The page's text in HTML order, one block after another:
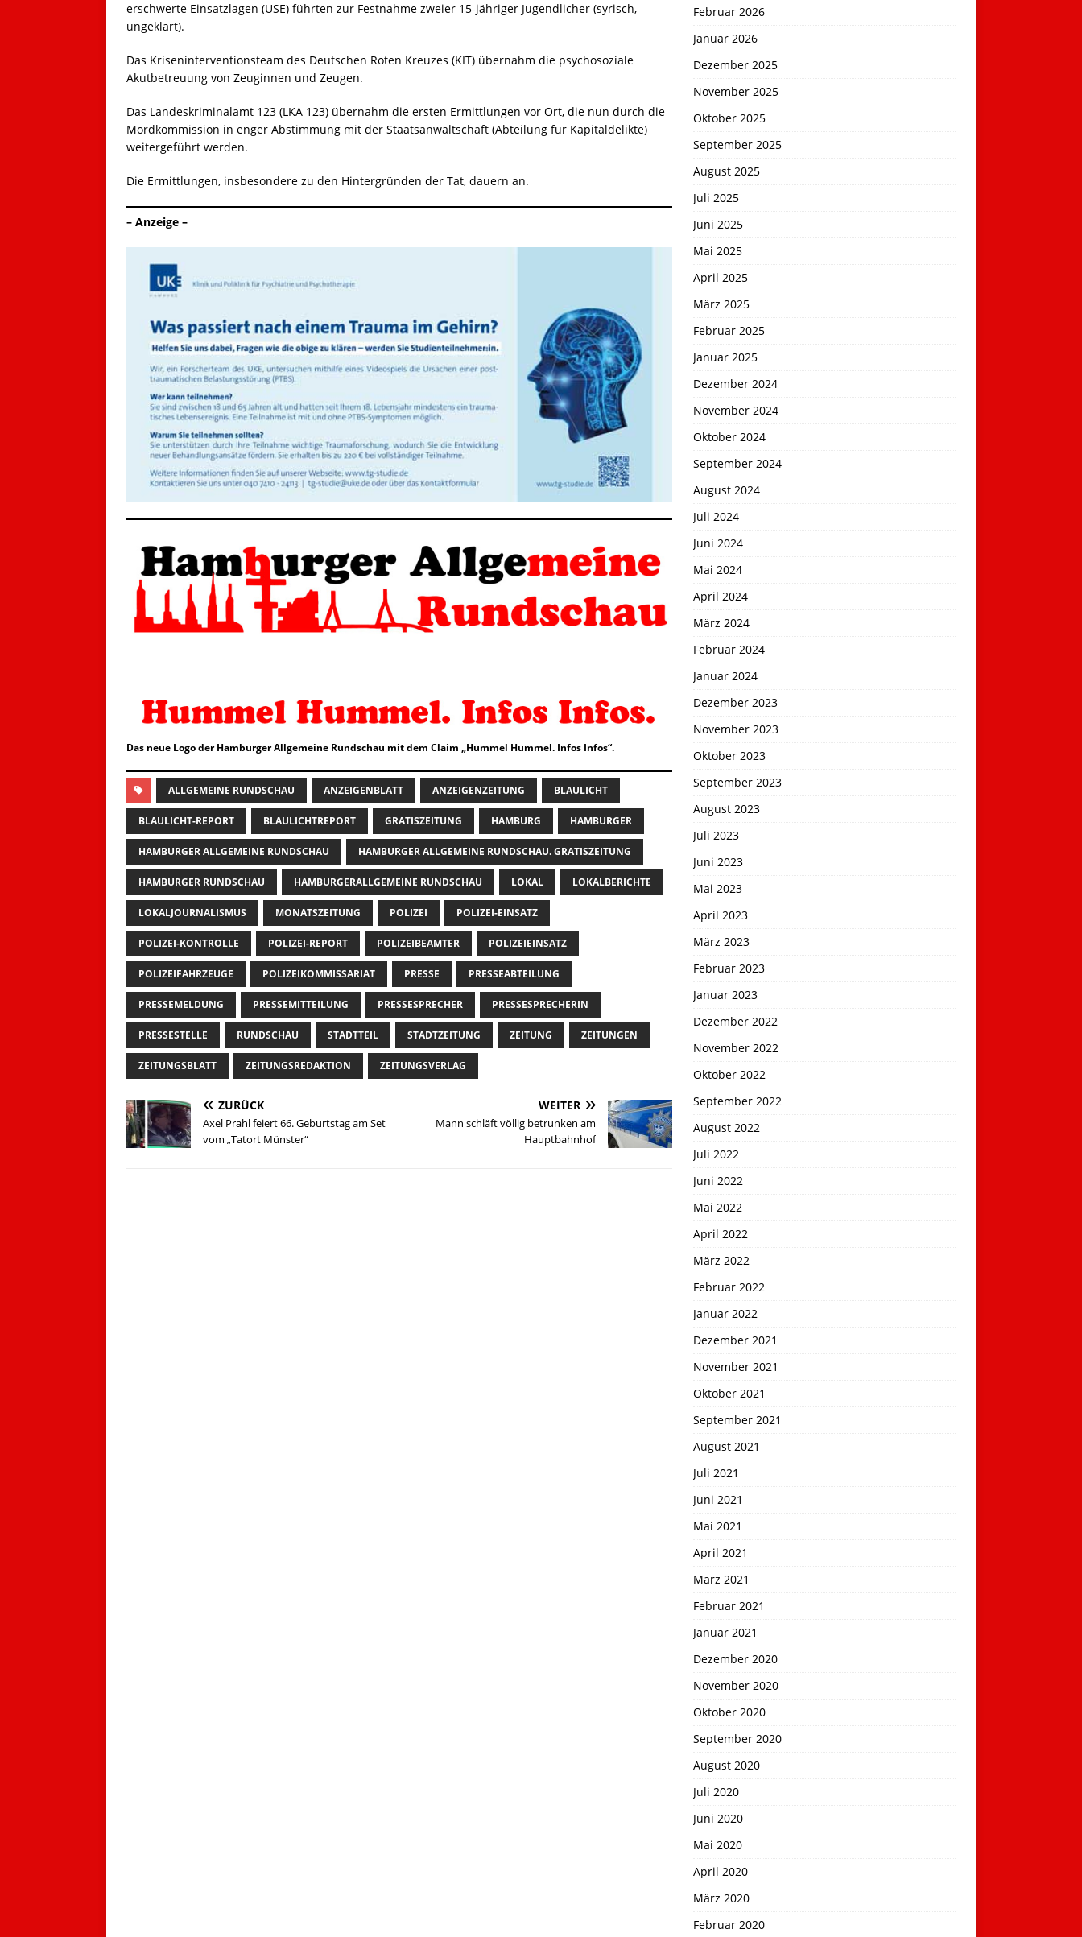
erschwerte Einsatzlagen (USE) führten zur Festnahme zweier 15-jähriger Jugendlicher (syrisch,
ungeklärt).
Das Kriseninterventionsteam des Deutschen Roten Kreuzes (KIT) übernahm die psychosoziale
Akutbetreuung von Zeuginnen und Zeugen.
Das Landeskriminalamt 123 (LKA 123) übernahm die ersten Ermittlungen vor Ort, die nun durch die
Mordkommission in enger Abstimmung mit der Staatsanwaltschaft (Abteilung für Kapitaldelikte)
weitergeführt werden.
Die Ermittlungen, insbesondere zu den Hintergründen der Tat, dauern an.
– Anzeige –
Das neue Logo der Hamburger Allgemeine Rundschau mit dem Claim „Hummel Hummel. Infos Infos“.
ALLGEMEINE RUNDSCHAU ANZEIGENBLATT ANZEIGENZEITUNG BLAULICHT
BLAULICHT-REPORT BLAULICHTREPORT GRATISZEITUNG HAMBURG HAMBURGER
HAMBURGER ALLGEMEINE RUNDSCHAU HAMBURGER ALLGEMEINE RUNDSCHAU. GRATISZEITUNG
HAMBURGER RUNDSCHAU HAMBURGERALLGEMEINE RUNDSCHAU LOKAL LOKALBERICHTE
LOKALJOURNALISMUS MONATSZEITUNG POLIZEI POLIZEI-EINSATZ
POLIZEI-KONTROLLE POLIZEI-REPORT POLIZEIBEAMTER POLIZEIEINSATZ
POLIZEIFAHRZEUGE POLIZEIKOMMISSARIAT PRESSE PRESSEABTEILUNG
PRESSEMELDUNG PRESSEMITTEILUNG PRESSESPRECHER PRESSESPRECHERIN
PRESSESTELLE RUNDSCHAU STADTTEIL STADTZEITUNG ZEITUNG ZEITUNGEN
ZEITUNGSBLATT ZEITUNGSREDAKTION ZEITUNGSVERLAG
ZURÜCK
Axel Prahl feiert 66. Geburtstag am Set
vom „Tatort Münster“
WEITER
Mann schläft völlig betrunken am
Hauptbahnhof
Februar 2026
Januar 2026
Dezember 2025
November 2025
Oktober 2025
September 2025
August 2025
Juli 2025
Juni 2025
Mai 2025
April 2025
März 2025
Februar 2025
Januar 2025
Dezember 2024
November 2024
Oktober 2024
September 2024
August 2024
Juli 2024
Juni 2024
Mai 2024
April 2024
März 2024
Februar 2024
Januar 2024
Dezember 2023
November 2023
Oktober 2023
September 2023
August 2023
Juli 2023
Juni 2023
Mai 2023
April 2023
März 2023
Februar 2023
Januar 2023
Dezember 2022
November 2022
Oktober 2022
September 2022
August 2022
Juli 2022
Juni 2022
Mai 2022
April 2022
März 2022
Februar 2022
Januar 2022
Dezember 2021
November 2021
Oktober 2021
September 2021
August 2021
Juli 2021
Juni 2021
Mai 2021
April 2021
März 2021
Februar 2021
Januar 2021
Dezember 2020
November 2020
Oktober 2020
September 2020
August 2020
Juli 2020
Juni 2020
Mai 2020
April 2020
März 2020
Februar 2020